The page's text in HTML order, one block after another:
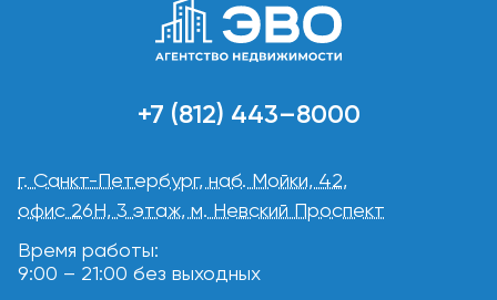
+7 (812) 443–8000
г. Санкт-Петербург, наб. Мойки, 42,
офис 26Н, 3 этаж, м. Невский Проспект
Время работы:
9:00 – 21:00 без выходных